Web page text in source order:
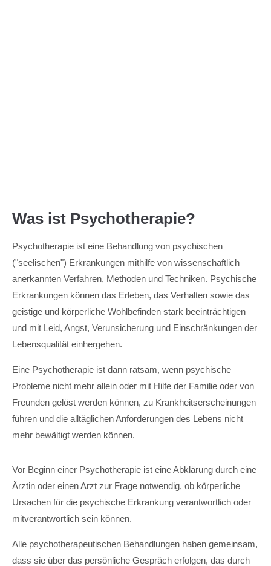
Was ist Psychotherapie?
Psychotherapie ist eine Behandlung von psychischen
("seelischen") Erkrankungen mithilfe von wissenschaftlich
anerkannten Verfahren, Methoden und Techniken. Psychische
Erkrankungen können das Erleben, das Verhalten sowie das
geistige und körperliche Wohlbefinden stark beeinträchtigen
und mit Leid, Angst, Verunsicherung und Einschränkungen der
Lebensqualität einhergehen.
Eine Psychotherapie ist dann ratsam, wenn psychische
Probleme nicht mehr allein oder mit Hilfe der Familie oder von
Freunden gelöst werden können, zu Krankheitserscheinungen
führen und die alltäglichen Anforderungen des Lebens nicht
mehr bewältigt werden können.
Vor Beginn einer Psychotherapie ist eine Abklärung durch eine
Ärztin oder einen Arzt zur Frage notwendig, ob körperliche
Ursachen für die psychische Erkrankung verantwortlich oder
mitverantwortlich sein können.
Alle psychotherapeutischen Behandlungen haben gemeinsam,
dass sie über das persönliche Gespräch erfolgen, das durch